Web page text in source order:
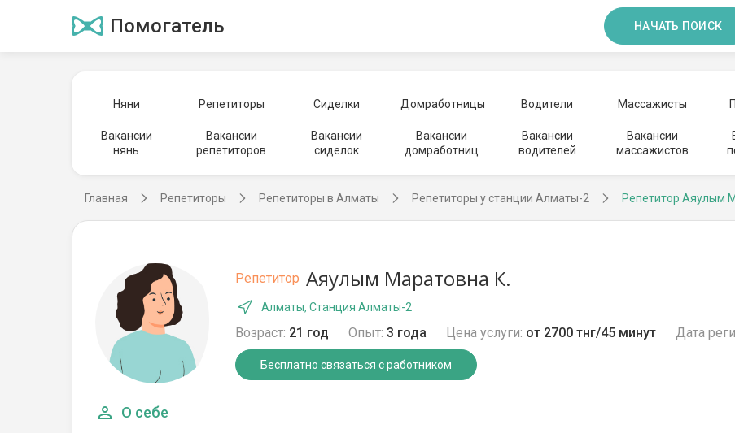
Помогатель НАЧАТЬ ПОИСК
Няни Репетиторы Сиделки Домработницы Водители Массажисты
Вакансии
нянь
Вакансии
репетиторов
Вакансии
сиделок
Вакансии
домработниц
Вакансии
водителей
Вакансии
массажистов
Главная Репетиторы Репетиторы в Алматы Репетиторы у станции Алматы-2 Репетитор Аяулым
Репетитор Аяулым Маратовна К.
Алматы, Станция Алматы-2
Возраст: 21 год Опыт: 3 года Цена услуги: от 2700 тнг/45 минут Дата
Бесплатно связаться с работником
О себе